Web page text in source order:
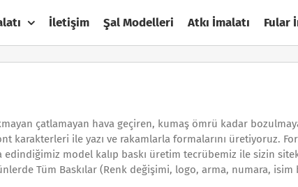
İletişim Şal Modelleri Atkı İmalatı Fular
çatlamayan hava geçiren, kumaş ömrü kadar
karakterleri ile yazı ve rakamlarla formalarını üretiyoruz.
edindiğimiz model kalıp baskı üretim tecrübemiz ile sizin
Tüm Baskılar (Renk değişimi, logo, arma, numara, isim